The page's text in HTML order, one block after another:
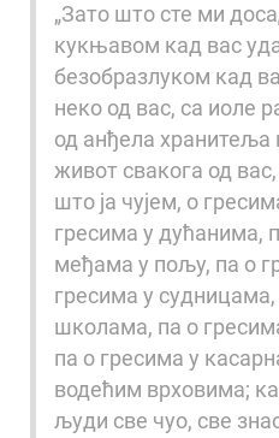
„Зато што сте ми
кукњавом кад вас
безобразлуком кад
неко од вас, са иоле
од анђела хранитеља
живот свакога од
што ja чујем, о
гресима у дућанима,
међама у пољу, пa о
гресима у
школама, пa о
пa о гресима у
водећим врховима;
људи све чуо, све